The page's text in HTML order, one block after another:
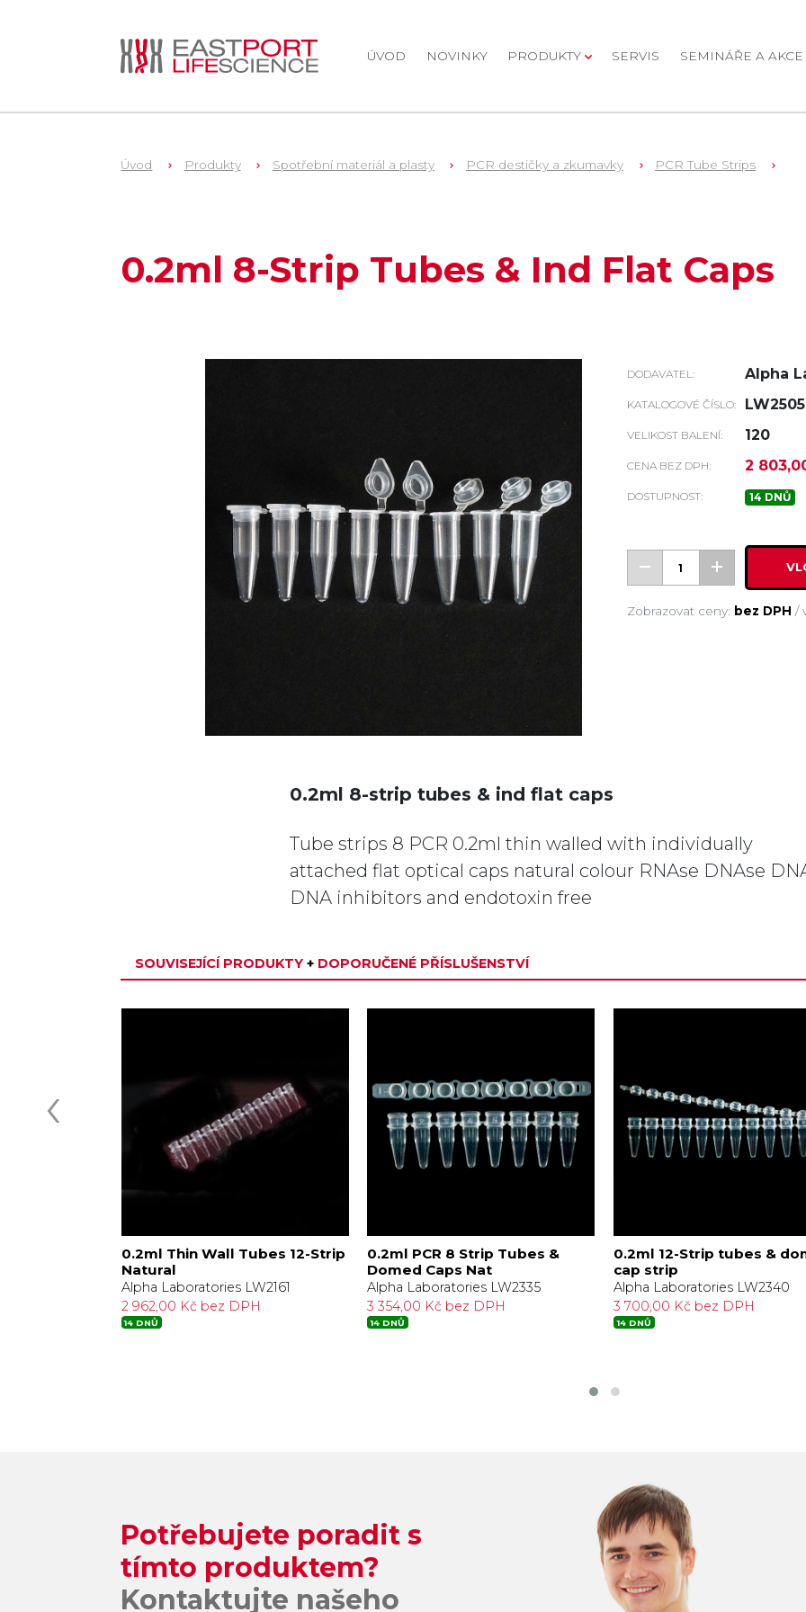
ÚVOD NOVINKY PRODUKTY SERVIS SEMINÁŘE A AKCE
Úvod Produkty Spotřební materiál a plasty PCR destičky a zkumavky PCR Tube Strips
0.2ml 8-Strip Tubes & Ind Flat Caps
DODAVATEL: Alpha
KATALOGOVÉ ČÍSLO: LW2505
VELIKOST BALENÍ: 120
CENA BEZ DPH: 2
DOSTUPNOST: 14 DNŮ
Zobrazovat ceny: bez DPH /
0.2ml 8-strip tubes & ind flat caps
Tube strips 8 PCR 0.2ml thin walled with individually
attached flat optical caps natural colour RNAse DNAse
DNA inhibitors and endotoxin free
SOUVISEJÍCÍ PRODUKTY+ DOPORUČENÉ PŘÍSLUŠENSTVÍ
0.2ml Thin Wall Tubes 12-Strip
Natural
Alpha Laboratories LW2161
2 962,00 Kč bez DPH
14 DNŮ
0.2ml PCR 8 Strip Tubes &
Domed Caps Nat
Alpha Laboratories LW2335
3 354,00 Kč bez DPH
14 DNŮ
0.2ml 12-Strip tubes &
cap strip
Alpha Laboratories LW2340
3 700,00 Kč bez DPH
14 DNŮ
‹
Potřebujete poradit s
tímto produktem?
Kontaktujte našeho